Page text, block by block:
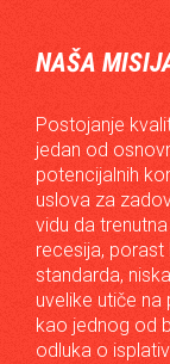
NAŠA
Postojanje
jedan od
potencijalnih
uslova za
vidu da
recesija,
standarda,
uvelike utiče
kao jednog od
odluka o